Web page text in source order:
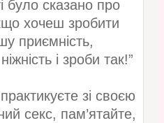
було сказано про
хочеш зробити
приємність,
і зроби так!”
зі своєю
секс, пам’ятайте,